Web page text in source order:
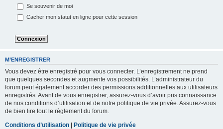
Se souvenir de moi
Cacher mon statut en ligne pour cette session
M’ENREGISTRER
Vous devez être enregistré pour vous connecter. L’enregistrement ne prend
que quelques secondes et augmente vos possibilités. L’administrateur du
forum peut également accorder des permissions additionnelles aux utilisateurs
enregistrés. Avant de vous enregistrer, assurez-vous d’avoir pris connaissance
de nos conditions d’utilisation et de notre politique de vie privée. Assurez-vous
de bien lire tout le règlement du forum.
Conditions d’utilisation | Politique de vie privée